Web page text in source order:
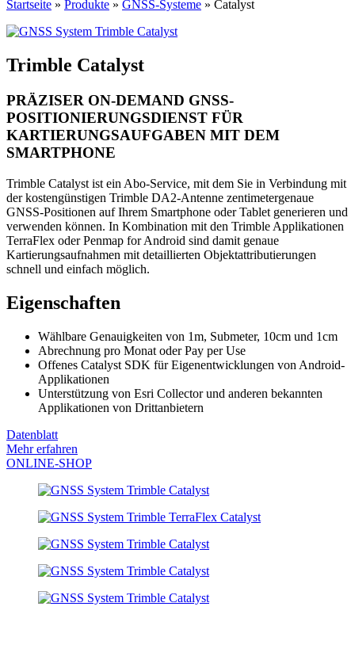
Startseite » Produkte » GNSS-Systeme » Catalyst
Trimble Catalyst
PRÄZISER ON-DEMAND GNSS-
POSITIONIERUNGSDIENST FÜR
KARTIERUNGSAUFGABEN MIT DEM
SMARTPHONE
Trimble Catalyst ist ein Abo-Service, mit dem Sie in Verbindung mit
der kostengünstigen Trimble DA2-Antenne zentimetergenaue
GNSS-Positionen auf Ihrem Smartphone oder Tablet generieren und
verwenden können. In Kombination mit den Trimble Applikationen
TerraFlex oder Penmap for Android sind damit genaue
Kartierungsaufnahmen mit detaillierten Objektattributierungen
schnell und einfach möglich.
Eigenschaften
Wählbare Genauigkeiten von 1m, Submeter, 10cm und 1cm
Abrechnung pro Monat oder Pay per Use
Offenes Catalyst SDK für Eigenentwicklungen von Android-
Applikationen
Unterstützung von Esri Collector und anderen bekannten
Applikationen von Drittanbietern
Datenblatt
Mehr erfahren
ONLINE-SHOP